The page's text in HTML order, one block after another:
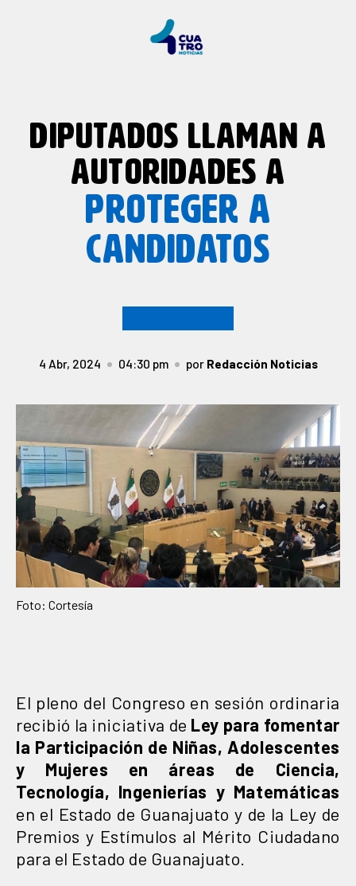
DIPUTADOS LLAMAN A
AUTORIDADES A
PROTEGER A
CANDIDATOS
4 Abr, 2024 04:30 pm por Redacción Noticias
Foto: Cortesía
El pleno del Congreso en sesión ordinaria
recibió la iniciativa de Ley para fomentar
la Participación de Niñas, Adolescentes
y Mujeres en áreas de Ciencia,
Tecnología, Ingenierías y Matemáticas
en el Estado de Guanajuato y de la Ley de
Premios y Estímulos al Mérito Ciudadano
para el Estado de Guanajuato.